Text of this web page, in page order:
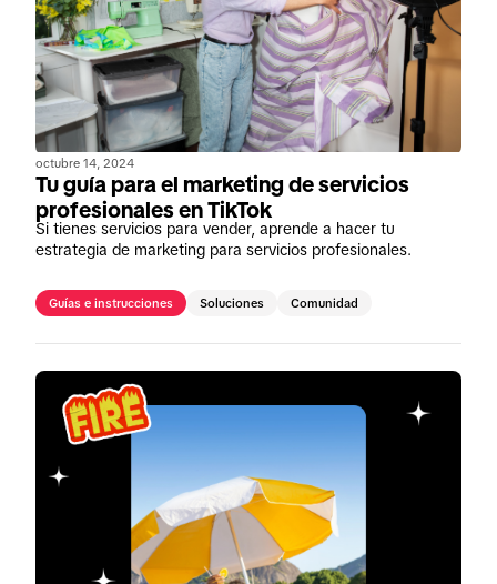
octubre 14, 2024
Tu guía para el marketing de servicios
profesionales en TikTok
Si tienes servicios para vender, aprende a hacer tu
estrategia de marketing para servicios profesionales.
Guías e instrucciones Soluciones Comunidad